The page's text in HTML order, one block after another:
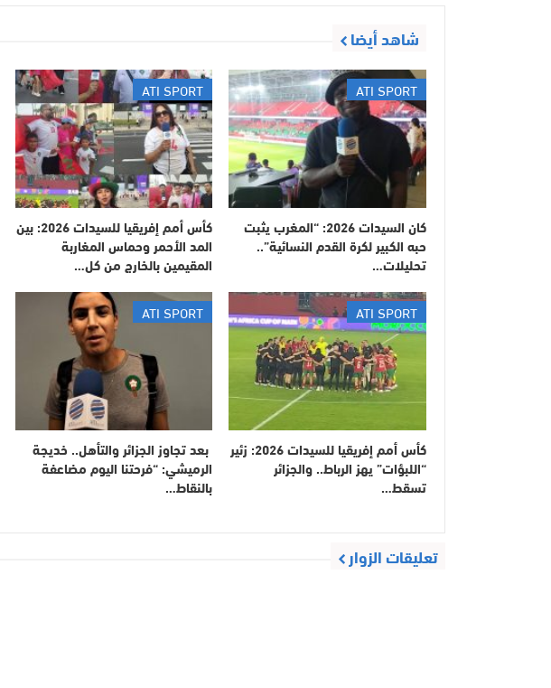
شاهد أيضا
ATI SPORT
​كان السيدات 2026: “المغرب يثبت
حبه الكبير لكرة القدم النسائية”..
تحليلات…
ATI SPORT
كأس أمم إفريقيا للسيدات 2026: بين
المد الأحمر وحماس المغاربة
المقيمين بالخارج من كل…
ATI SPORT
كأس أمم إفريقيا للسيدات 2026: زئير
“اللبؤات” يهز الرباط.. والجزائر
تسقط…
ATI SPORT
​ بعد تجاوز الجزائر والتأهل.. خديجة
الرميشي: “فرحتنا اليوم مضاعفة
بالنقاط…
تعليقات الزوار